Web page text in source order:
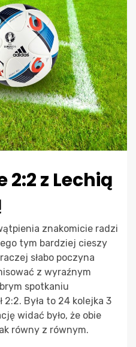
z Lechią
znakomicie radzi
tym bardziej cieszy
słabo poczyna
z wyraźnym
spotkaniu
Była to 24 kolejka 3
widać było, że obie
równy z równym.